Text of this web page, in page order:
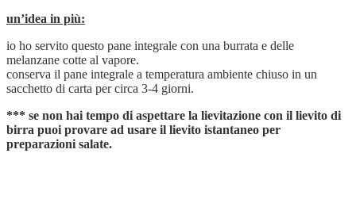
un’idea in più:
io ho servito questo pane integrale con una burrata e delle
melanzane cotte al vapore.
conserva il pane integrale a temperatura ambiente chiuso in un
sacchetto di carta per circa 3-4 giorni.
*** se non hai tempo di aspettare la lievitazione con il lievito di
birra puoi provare ad usare il lievito istantaneo per
preparazioni salate.